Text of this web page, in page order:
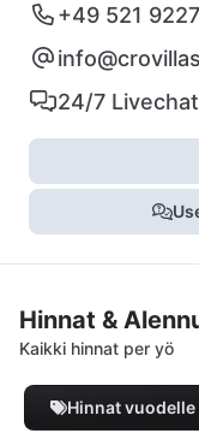
+49 521
24/7 Livechat
Hinnat &
Kaikki hinnat per yö
Hinnat